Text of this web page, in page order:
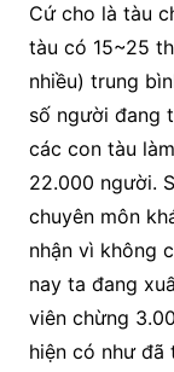
Cứ cho là tàu
tàu có 15~25
nhiều) trung
số người đang
các con tàu
22.000 người.
chuyên môn
nhận vì không
nay ta đang
viên chừng
hiện có như đã